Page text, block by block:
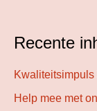
Recente
Help mee met